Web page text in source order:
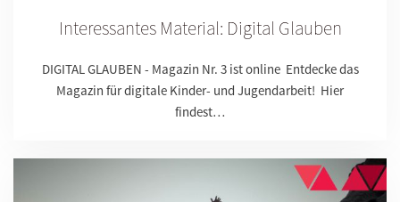
Interessantes Material: Digital Glauben
DIGITAL GLAUBEN - Magazin Nr. 3 ist online Entdecke das
Magazin für digitale Kinder- und Jugendarbeit! Hier
findest…